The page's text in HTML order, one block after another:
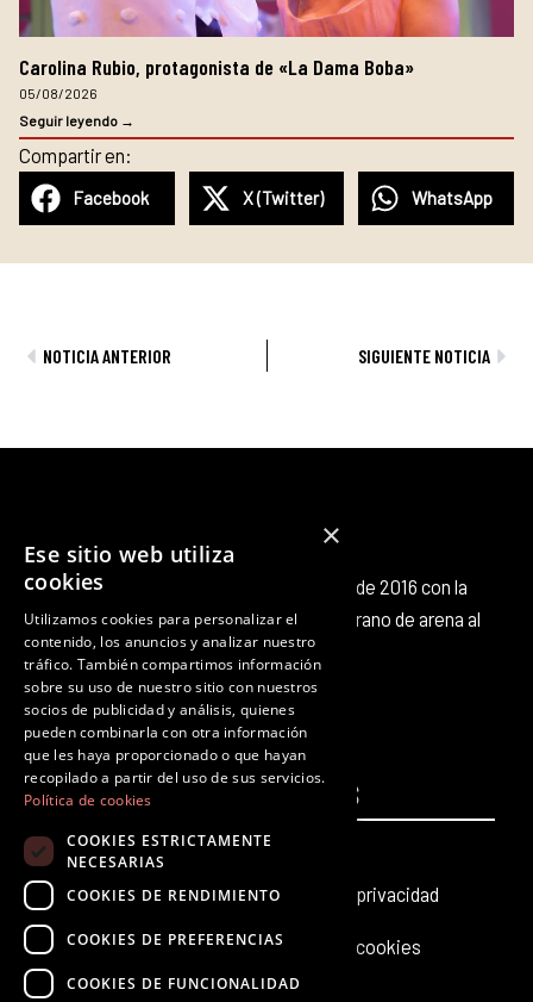
Carolina Rubio, protagonista de «La Dama Boba»
05/08/2026
Seguir leyendo →
Compartir en:
Facebook X (Twitter) WhatsApp
AntNOTICIA ANTERIOR SIGUIENTE NOTICIA
Octubre Producciones nace en octubre de 2016 con la
intención de aportar nuestro pequeño grano de arena al
panorama cultural existente.
F
a
c
e
b
o
k
T
w
i
t
t
r
I
n
s
t
a
r
m
Y
o
u
t
u
e
L
i
n
k
e
i
T
k
o
PÁGINAS
Inicio
Producciones teatrales
Últimas noticias
LEGALES
Aviso legal
Política de privacidad
Política de cookies
×
Ese sitio web utiliza
cookies
Utilizamos cookies para personalizar el
contenido, los anuncios y analizar nuestro
tráfico. También compartimos información
sobre su uso de nuestro sitio con nuestros
socios de publicidad y análisis, quienes
pueden combinarla con otra información
que les haya proporcionado o que hayan
recopilado a partir del uso de sus servicios.
Política de cookies
COOKIES ESTRICTAMENTE
NECESARIAS
COOKIES DE RENDIMIENTO
COOKIES DE PREFERENCIAS
COOKIES DE FUNCIONALIDAD